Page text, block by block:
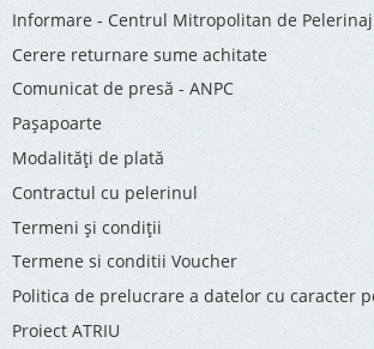
Informare - Centrul Mitropolitan de Pelerinaj
Cerere returnare sume achitate
Comunicat de presă - ANPC
Pașapoarte
Modalități de plată
Contractul cu pelerinul
Termeni și condiții
Termene si conditii Voucher
Politica de prelucrare a datelor cu caracter
Proiect ATRIU